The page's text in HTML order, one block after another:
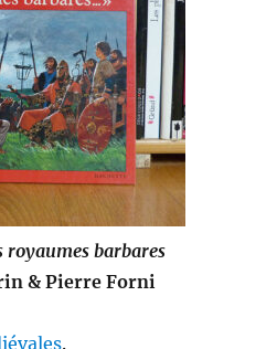
royaumes barbares
& Pierre Forni
.